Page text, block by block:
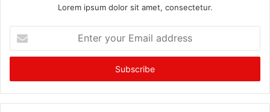
Lorem ipsum dolor sit amet, consectetur.
t
r
y